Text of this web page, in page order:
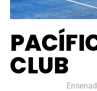
CLUB